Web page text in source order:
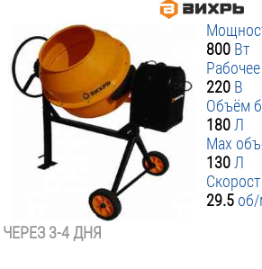
800 Вт
220 В
Объём
180 Л
Max
130 Л
29.5
ЧЕРЕЗ 3-4 ДНЯ